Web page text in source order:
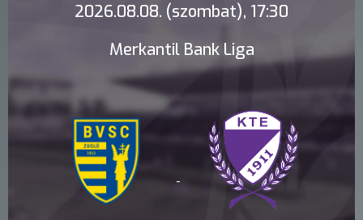
2026.08.08. (szombat), 17:30
Merkantil Bank Liga
-